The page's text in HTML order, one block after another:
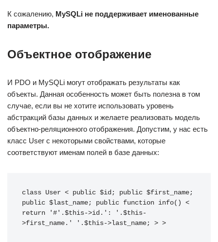
К сожалению, MySQLi не поддерживает именованные
параметры.
Объектное отображение
И PDO и MySQLi могут отображать результаты как
объекты. Данная особенность может быть полезна в том
случае, если вы не хотите использовать уровень
абстракций базы данных и желаете реализовать модель
объектно-реляционного отображения. Допустим, у нас есть
класс User с некоторыми свойствами, которые
соответствуют именам полей в базе данных:
class User < public $id; public $first_name;
public $last_name; public function info() <
return '#'.$this->id.': '.$this-
>first_name.' '.$this->last_name; > >